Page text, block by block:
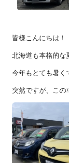
皆様こんにちは！
北海道も本格的な
今年もとても暑く
突然ですが、この